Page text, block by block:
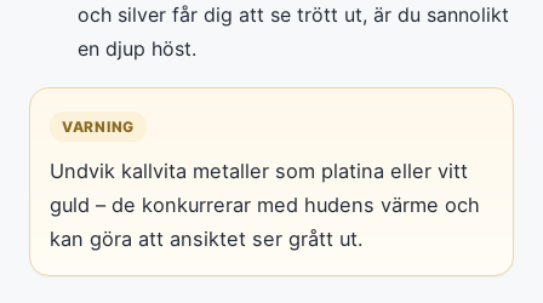
och silver får dig att se trött ut, är du sannolikt
en djup höst.
VARNING
Undvik kallvita metaller som platina eller vitt
guld – de konkurrerar med hudens värme och
kan göra att ansiktet ser grått ut.